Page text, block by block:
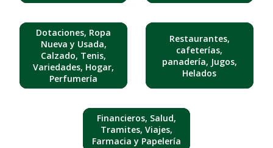
Dotaciones, Ropa
Nueva y Usada,
Calzado, Tenis,
Variedades, Hogar,
Perfumería
Restaurantes,
cafeterías,
panadería, Jugos,
Helados
Financieros, Salud,
Tramites, Viajes,
Farmacia y Papelería